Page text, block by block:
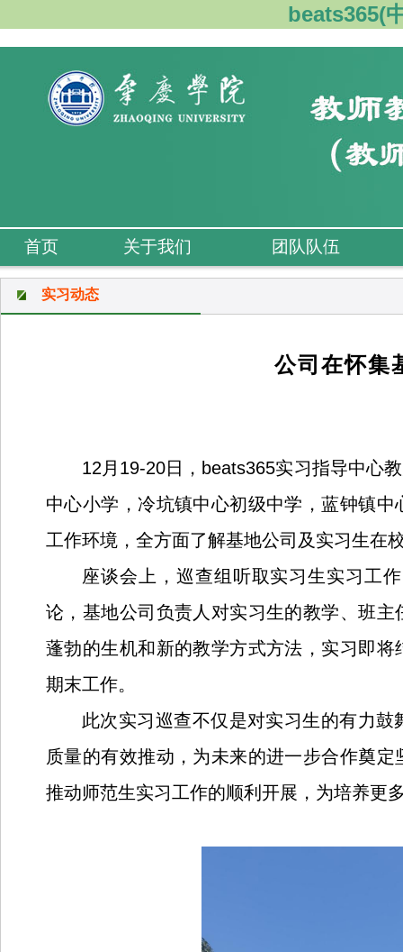
beats365(
首页 关于我们 团队队伍
实习动态
公司在怀集
12 月 19-20日，beats365实习指导中心
中心小学，冷坑镇中心初级中学，蓝钟镇
工作环境，全方面了解基地公司及实习生在
座谈会上，巡查组听取实习生实习工
论，基地公司负责人对实习生的教学、班
蓬勃的生机和新的教学方式方法，实习即
期末工作。
此次实习巡查不仅是对实习生的有力
质量的有效推动，为未来的进一步合作奠
推动师范生实习工作的顺利开展，为培养更